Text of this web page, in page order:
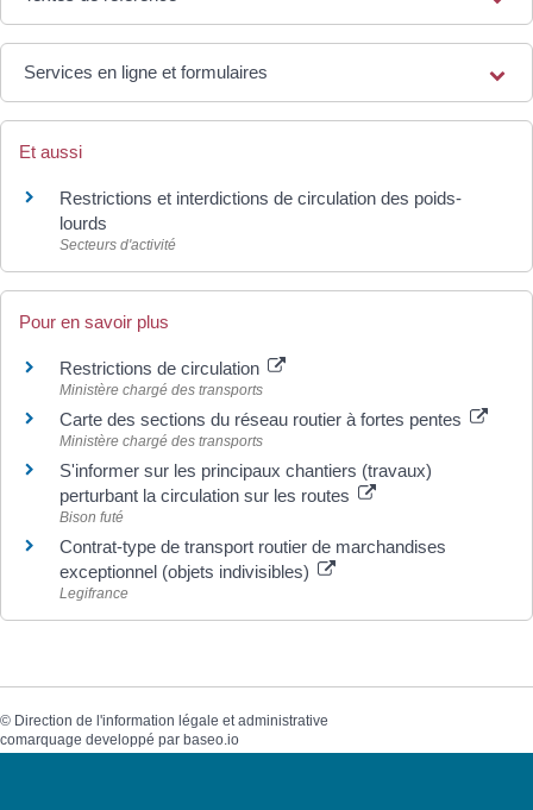
Services en ligne et formulaires
Et aussi
Restrictions et interdictions de circulation des poids-
lourds
Secteurs d'activité
Pour en savoir plus
Restrictions de circulation
Ministère chargé des transports
Carte des sections du réseau routier à fortes pentes
Ministère chargé des transports
S'informer sur les principaux chantiers (travaux)
perturbant la circulation sur les routes
Bison futé
Contrat-type de transport routier de marchandises
exceptionnel (objets indivisibles)
Legifrance
© Direction de l'information légale et administrative
comarquage developpé par baseo.io